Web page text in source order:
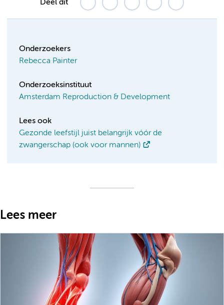
Deel dit
Onderzoekers
Rebecca Painter
Onderzoeksinstituut
Amsterdam Reproduction & Development
Lees ook
Gezonde leefstijl juist belangrijk vóór de
zwangerschap (ook voor mannen)
Lees meer